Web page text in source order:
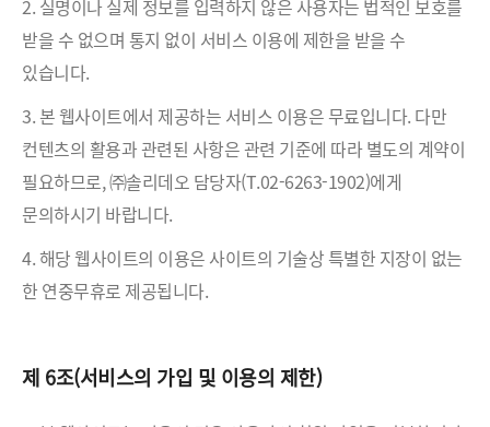
2. 실명이나 실제 정보를 입력하지 않은 사용자는 법적인 보호를
받을 수 없으며 통지 없이 서비스 이용에 제한을 받을 수
있습니다.
3. 본 웹사이트에서 제공하는 서비스 이용은 무료입니다. 다만
컨텐츠의 활용과 관련된 사항은 관련 기준에 따라 별도의 계약이
필요하므로, ㈜솔리데오 담당자(T.02-6263-1902)에게
문의하시기 바랍니다.
4. 해당 웹사이트의 이용은 사이트의 기술상 특별한 지장이 없는
한 연중무휴로 제공됩니다.
제 6조(서비스의 가입 및 이용의 제한)